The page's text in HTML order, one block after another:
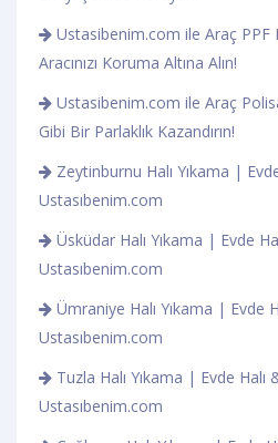
Ustasibenim.com ile Araç PPF
Aracınızı Koruma Altına Alın!
Ustasibenim.com ile Araç
Gibi Bir Parlaklık Kazandırın!
Zeytinburnu Halı Yıkama |
Ustasıbenim.com
Üsküdar Halı Yıkama | Evde
Ustasıbenim.com
Ümraniye Halı Yıkama | Evde
Ustasıbenim.com
Tuzla Halı Yıkama | Evde Halı
Ustasıbenim.com